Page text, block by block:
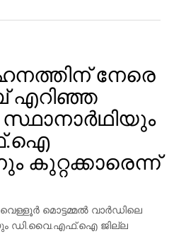
ബെംഗളൂരുവില്‍
സ്വദേശി ജയന്ത് ടി
പൊലീസ് സ്റ്റേഷനില്‍
കുറിച്ചുള്ള നിര്‍ണായക
അന്വേഷണ സംഘം
നേരെ
എറിഞ്ഞ
കുറ്റക്കാരെന്ന്
മൊട്ടമ്മല്‍ വാര്‍ഡിലെ
ഡി.വൈ.എഫ്.ഐ ജില്ല